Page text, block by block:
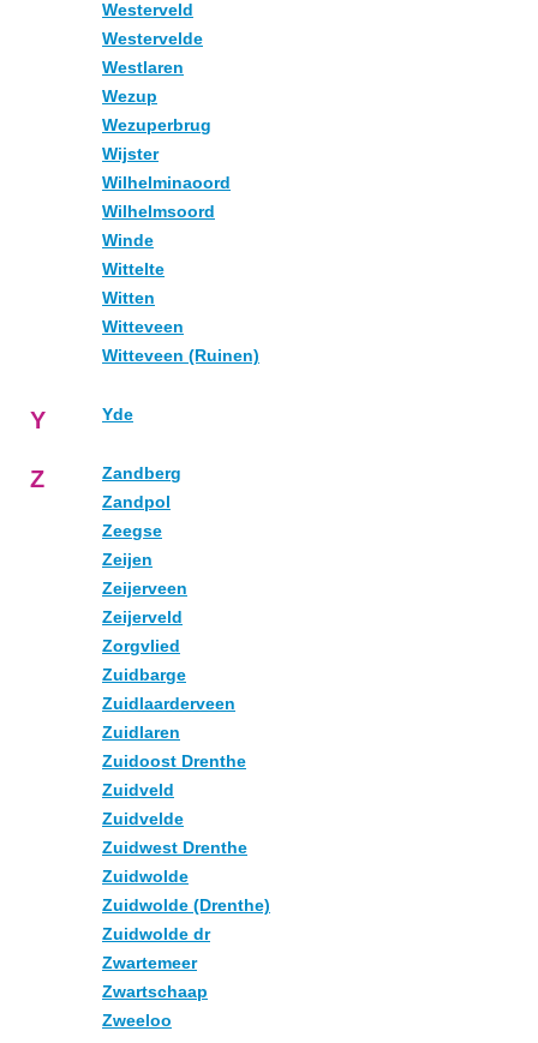
Westerveld
Westervelde
Westlaren
Wezup
Wezuperbrug
Wijster
Wilhelminaoord
Wilhelmsoord
Winde
Wittelte
Witten
Witteveen
Witteveen (Ruinen)
Y Yde
Z
Zandberg
Zandpol
Zeegse
Zeijen
Zeijerveen
Zeijerveld
Zorgvlied
Zuidbarge
Zuidlaarderveen
Zuidlaren
Zuidoost Drenthe
Zuidveld
Zuidvelde
Zuidwest Drenthe
Zuidwolde
Zuidwolde (Drenthe)
Zuidwolde dr
Zwartemeer
Zwartschaap
Zweeloo